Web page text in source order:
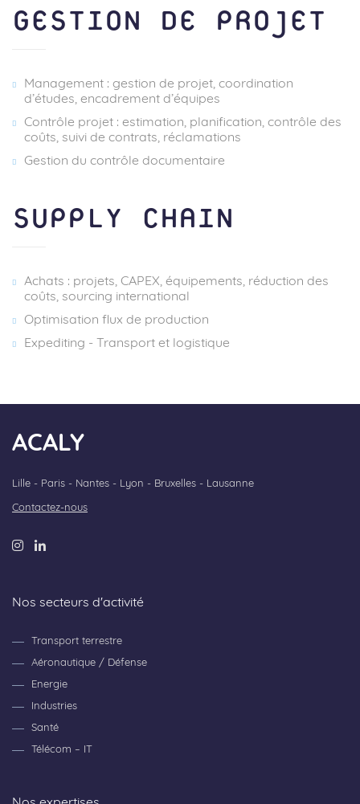
GESTION DE PROJET
Management : gestion de projet, coordination
d’études, encadrement d’équipes
Contrôle projet : estimation, planification, contrôle des
coûts, suivi de contrats, réclamations
Gestion du contrôle documentaire
SUPPLY CHAIN
Achats : projets, CAPEX, équipements, réduction des
coûts, sourcing international
Optimisation flux de production
Expediting - Transport et logistique
ACALY
Lille - Paris - Nantes - Lyon - Bruxelles - Lausanne
Contactez-nous
Nos secteurs d'activité
Transport terrestre
Aéronautique / Défense
Energie
Industries
Santé
Télécom – IT